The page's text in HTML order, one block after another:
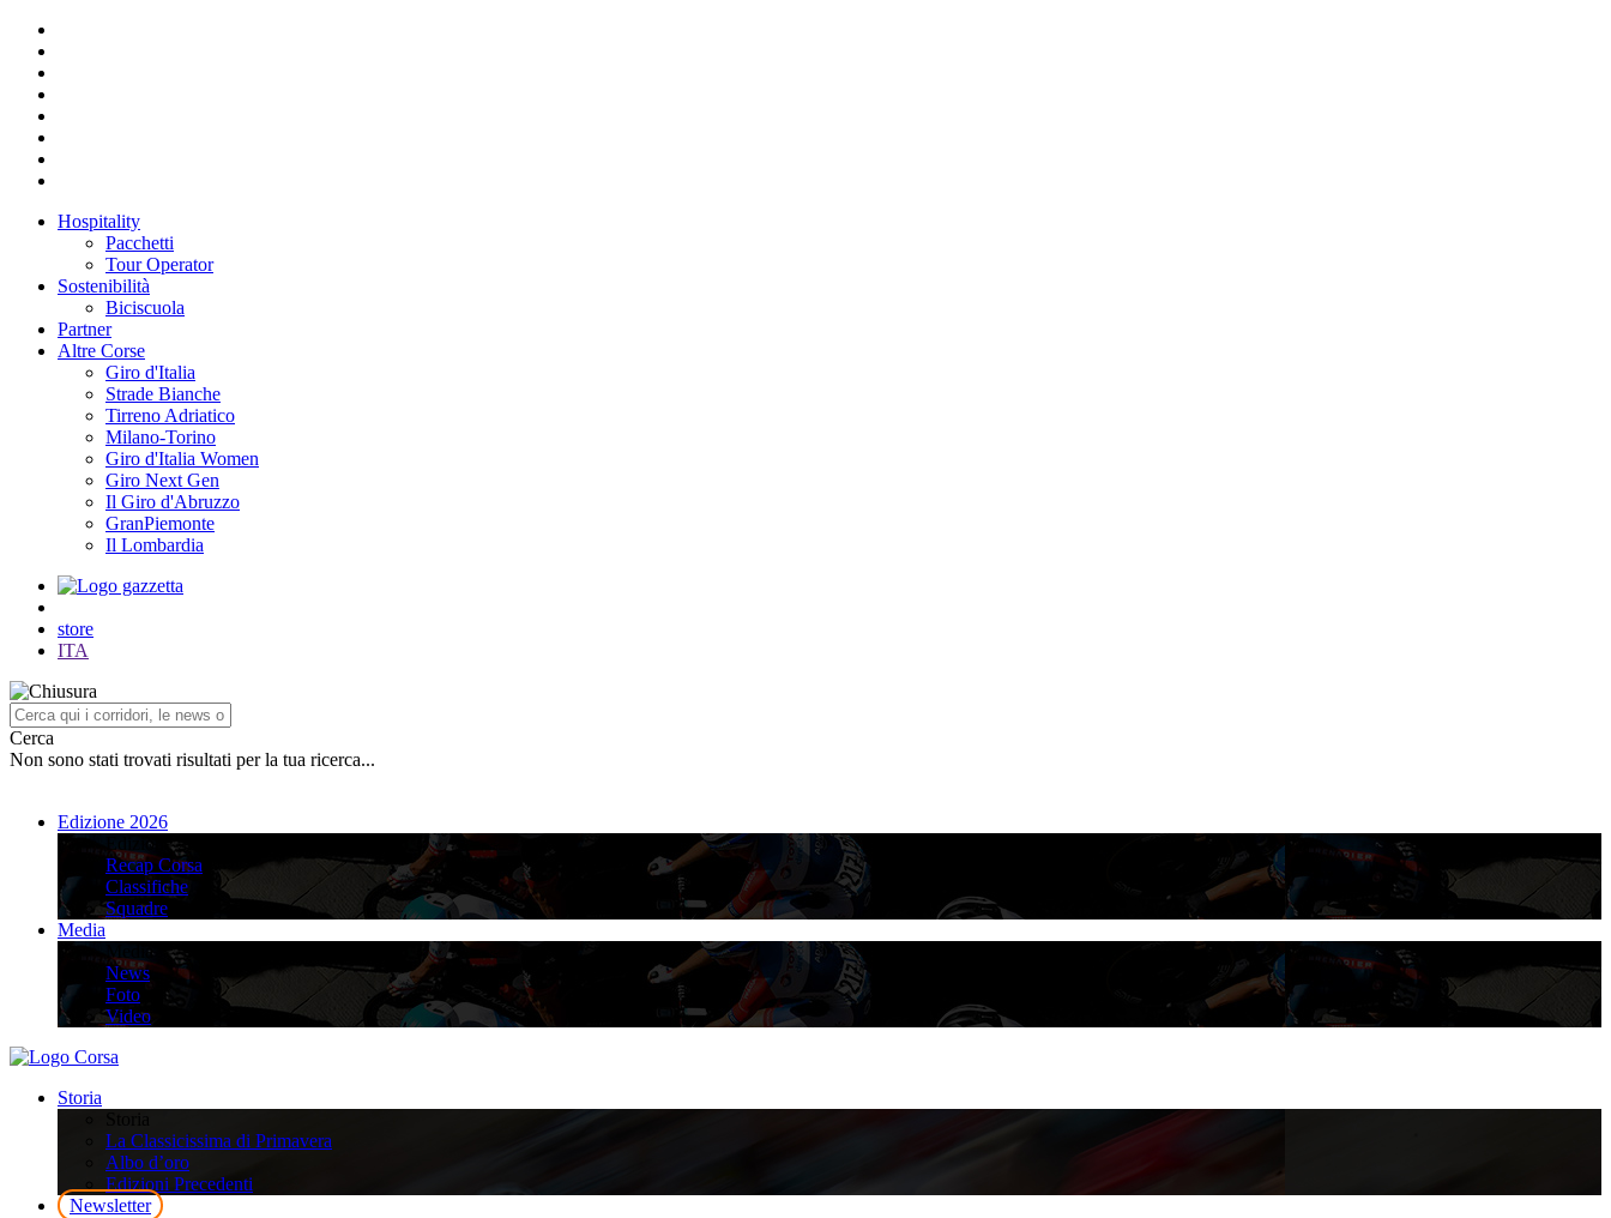
Hospitality
Pacchetti
Tour Operator
Sostenibilità
Biciscuola
Partner
Altre Corse
Giro d'Italia
Strade Bianche
Tirreno Adriatico
Milano-Torino
Giro d'Italia Women
Giro Next Gen
Il Giro d'Abruzzo
GranPiemonte
Il Lombardia
store
ITA
Cerca
Non sono stati trovati risultati per la tua ricerca...
Edizione 2026
Edizione 2026
Recap Corsa
Classifiche
Squadre
Media
Media
News
Foto
Video
Storia
La Classicissima di Primavera
Albo d’oro
Edizioni Precedenti
Newsletter